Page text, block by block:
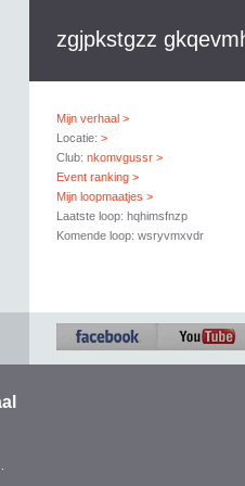
zgjpkstgzz
Mijn verhaal >
Locatie: >
Club: nkomvgussr >
Event ranking >
Mijn loopmaatjes >
Laatste loop: hqhimsfnzp
Komende loop: wsryvmxvdr